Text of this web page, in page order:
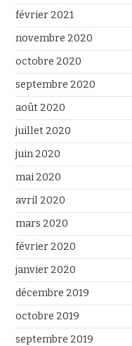
février 2021
novembre 2020
octobre 2020
septembre 2020
août 2020
juillet 2020
juin 2020
mai 2020
avril 2020
mars 2020
février 2020
janvier 2020
décembre 2019
octobre 2019
septembre 2019